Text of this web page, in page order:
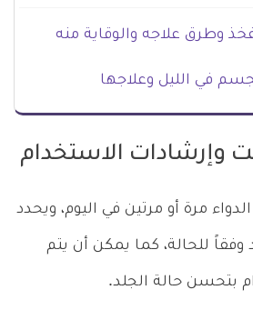
وطرق علاجه والوقاية منه
في الليل وعلاجها
وإرشادات الاستخدام
مرة أو مرتين في اليوم، ويحدد
للحالة، كما يمكن أن يتم
بتحسن حالة الجلد.